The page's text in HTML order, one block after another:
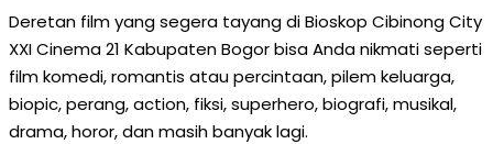
Deretan film yang segera tayang di Bioskop Cibinong City
XXI Cinema 21 Kabupaten Bogor bisa Anda nikmati seperti
film komedi, romantis atau percintaan, pilem keluarga,
biopic, perang, action, fiksi, superhero, biografi, musikal,
drama, horor, dan masih banyak lagi.